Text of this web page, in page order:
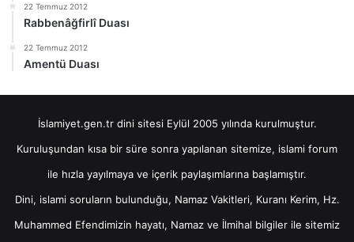
22 Temmuz 2012
Rabbenâğfirlî Duası
22 Temmuz 2012
Amentü Duası
İslamiyet.gen.tr dini sitesi Eylül 2005 yılında kurulmuştur.
Kuruluşundan kısa bir süre sonra yapılanan sitemize, islami forum
ile hızla yayılmaya ve içerik paylaşımlarına başlamıştır.
Dini, islami soruların bulunduğu, Namaz Vakitleri, Kuranı Kerim, Hz.
Muhammed Efendimizin hayatı, Namaz ve İlmihal bilgiler ile sitemiz